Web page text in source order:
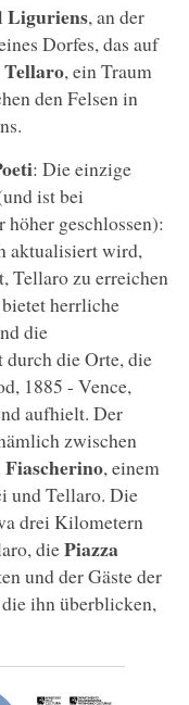
Liguriens, an der
Dorfes, das auf
Tellaro, ein Traum
den Felsen in
: Die einzige
ist bei
höher geschlossen):
aktualisiert wird,
Tellaro zu erreichen
herrliche
die
durch die Orte, die
1885 - Vence,
aufhielt. Der
zwischen
Fiascherino, einem
und Tellaro. Die
drei Kilometern
diePiazza
und der Gäste der
ihn überblicken,